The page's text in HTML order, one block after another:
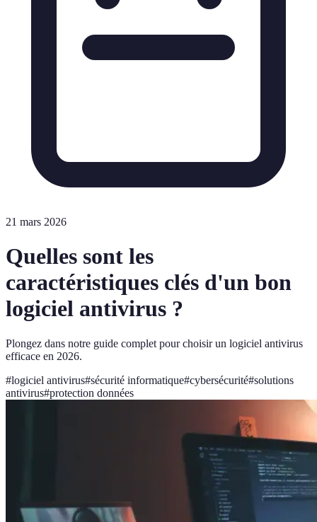
21 mars 2026
Quelles sont les
caractéristiques clés d'un bon
logiciel antivirus ?
Plongez dans notre guide complet pour choisir un logiciel antivirus
efficace en 2026.
#logiciel antivirus#sécurité informatique#cybersécurité#solutions
antivirus#protection données